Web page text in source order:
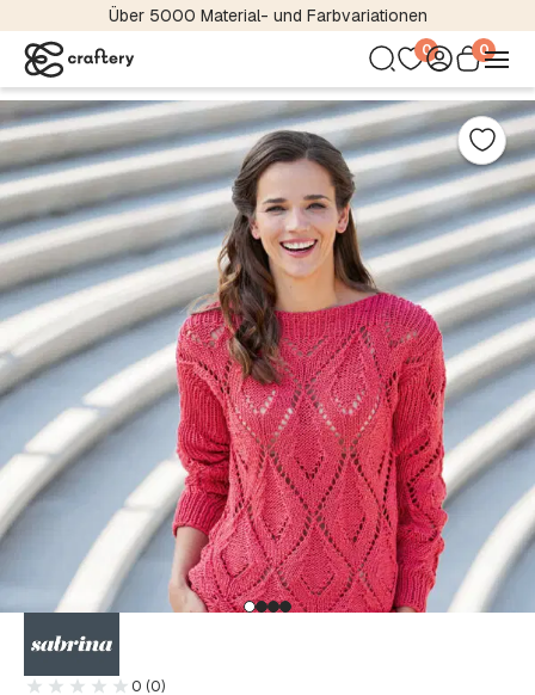
Über 5000 Material- und Farbvariationen
0 0
0 (0)